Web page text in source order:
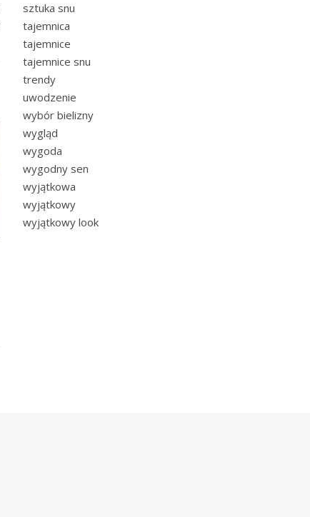
sztuka snu
tajemnica
tajemnice
tajemnice snu
trendy
uwodzenie
wybór bielizny
wygląd
wygoda
wygodny sen
wyjątkowa
wyjątkowy
wyjątkowy look